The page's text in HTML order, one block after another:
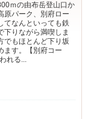
ｍの由布岳登山口か
原パーク、別府ロー
てなんといっても鉄
下りながら満喫しま
でもほとんど下り坂
ます。【別府コー
れる...